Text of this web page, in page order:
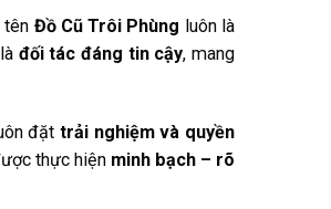
tên Đồ Cũ Trôi Phùng luôn là
đối tác đáng tin cậy, mang
đặt trải nghiệm và quyền
thực hiện minh bạch – rõ